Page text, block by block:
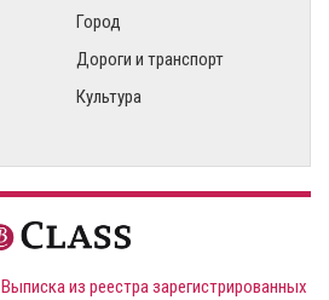
Город
Дороги и транспорт
Культура
Выписка из реестра зарегистрированных